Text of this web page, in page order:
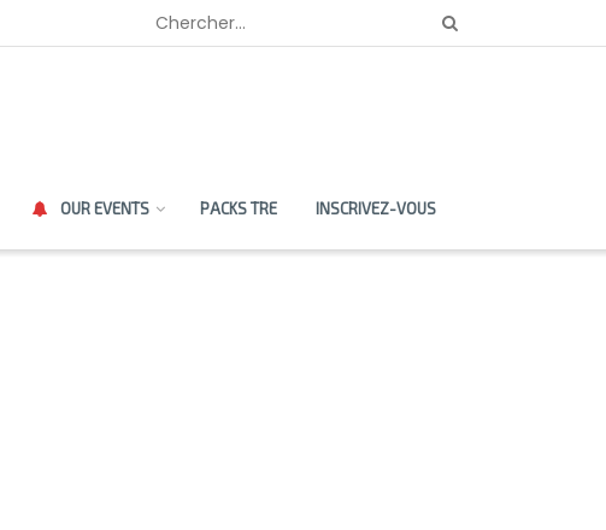
OUR EVENTS PACKS TRE INSCRIVEZ-VOUS